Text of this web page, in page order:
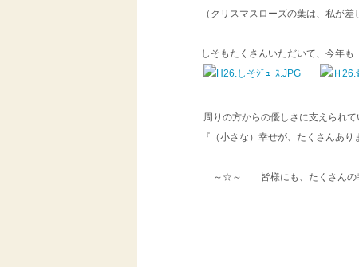
（クリスマスローズの葉は、私が
しそもたくさんいただいて、今年
周りの方からの優しさに支えられ
『（小さな）幸せが、たくさんあ
～☆～ 皆様にも、たくさんの
ｂｙ Ｗ